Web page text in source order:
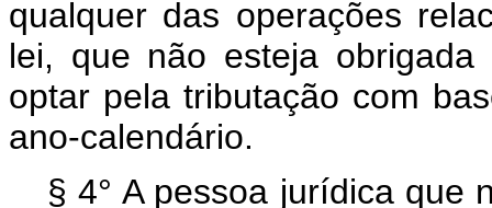
qualquer das operações
lei, que não esteja
optar pela tributação com
ano-calendário.
§ 4° A pessoa jurídica que